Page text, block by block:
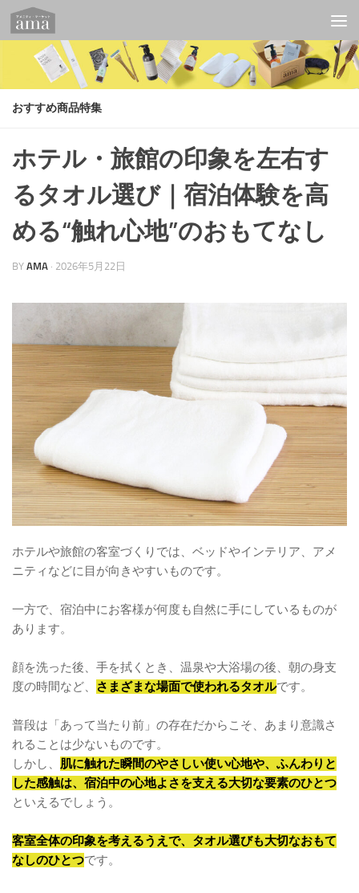
コンテンツへスキップ
おすすめ商品特集
ホテル・旅館の印象を左右す
るタオル選び｜宿泊体験を高
める“触れ心地”のおもてなし
BY AMA · 2026年5月22日
ホテルや旅館の客室づくりでは、ベッドやインテリア、アメ
ニティなどに目が向きやすいものです。
一方で、宿泊中にお客様が何度も自然に手にしているものが
あります。
顔を洗った後、手を拭くとき、温泉や大浴場の後、朝の身支
度の時間など、
さまざまな場面で使われるタオルです。
普段は「あって当たり前」の存在だからこそ、あまり意識さ
れることは少ないものです。
しかし、 肌に触れた瞬間のやさしい使い心地や、ふんわりと
した感触は、宿泊中の心地よさを支える大切な要素のひとつ
といえるでしょう。
客室全体の印象を考えるうえで、タオル選びも大切なおもて
なしのひとつです。